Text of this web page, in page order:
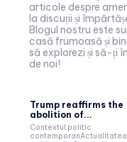
articole despre
la discuții și
Blogul nostru este
casă frumoasă și
să explorezi și să-ți
de noi!
Trump reaffirms the
abolition of...
Contextul politic
contemporanActualitatea